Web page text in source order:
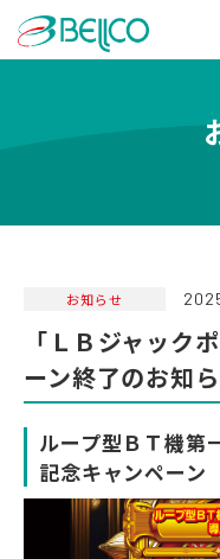
お知らせ
「ＬＢジャック
ーン終了のお知
ループ型ＢＴ機第
記念キャンペーン